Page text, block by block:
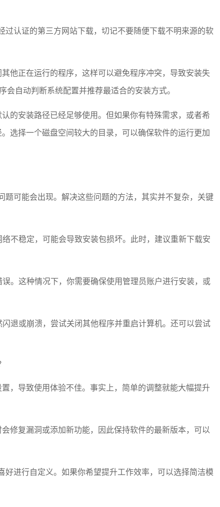
过认证的第三方网站下载，切记不要随便下载不明来源的软
他正在运行的程序，这样可以避免程序冲突，导致安装失
会自动判断系统配置并推荐最适合的安装方式。
的安装路径已经足够使用。但如果你有特殊需求，或者希
选择一个磁盘空间较大的目录，可以确保软件的运行更加
题可能会出现。解决这些问题的方法，其实并不复杂，关键
不稳定，可能会导致安装包损坏。此时，建议重新下载安
。这种情况下，你需要确保使用管理员账户进行安装，或
退或崩溃，尝试关闭其他程序并重启计算机。还可以尝试
，导致使用体验不佳。事实上，简单的调整就能大幅提升
修复漏洞或添加新功能，因此保持软件的最新版本，可以
好进行自定义。如果你希望提升工作效率，可以选择简洁模